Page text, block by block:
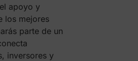
apoyo y
los mejores
parte de un
inversores y